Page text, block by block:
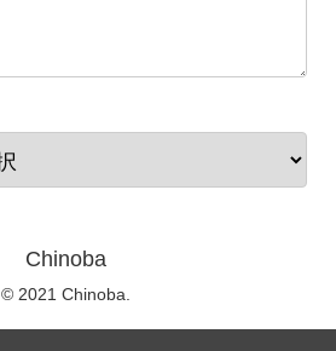
Chinoba
© 2021 Chinoba.